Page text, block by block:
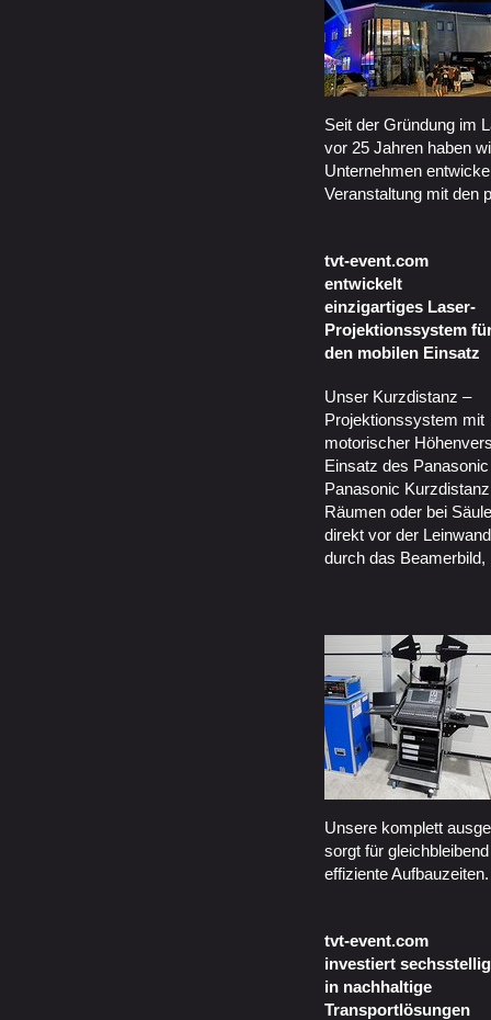
Seit der Gründung im
vor 25 Jahren haben
Unternehmen
Veranstaltung mit den
tvt-event.com
entwickelt
einzigartiges Laser-
Projektionssystem
den mobilen Einsatz
Unser Kurzdistanz –
Projektionssystem mit
motorischer
Einsatz des
Panasonic
Räumen oder bei
direkt vor der
durch das Beamerbild,
Unsere komplett
sorgt für
effiziente Aufbauzeiten.
tvt-event.com
investiert sechsstellig
in nachhaltige
Transportlösungen